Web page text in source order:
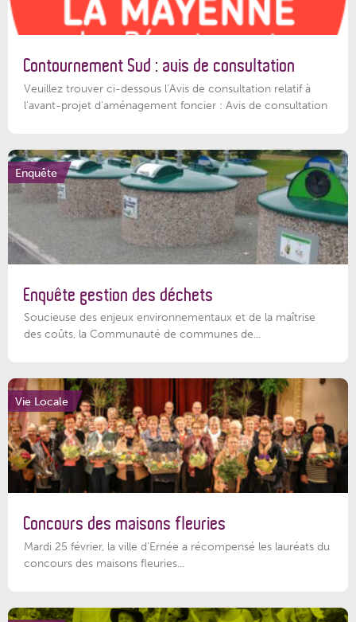
Contournement Sud : avis de consultation
Veuillez trouver ci-dessous l’Avis de consultation relatif à
l'avant-projet d'aménagement foncier : Avis de consultation
Enquête
Enquête gestion des déchets
Soucieuse des enjeux environnementaux et de la maîtrise
des coûts, la Communauté de communes de...
Vie Locale
Concours des maisons fleuries
Mardi 25 février, la ville d'Ernée a récompensé les lauréats du
concours des maisons fleuries...